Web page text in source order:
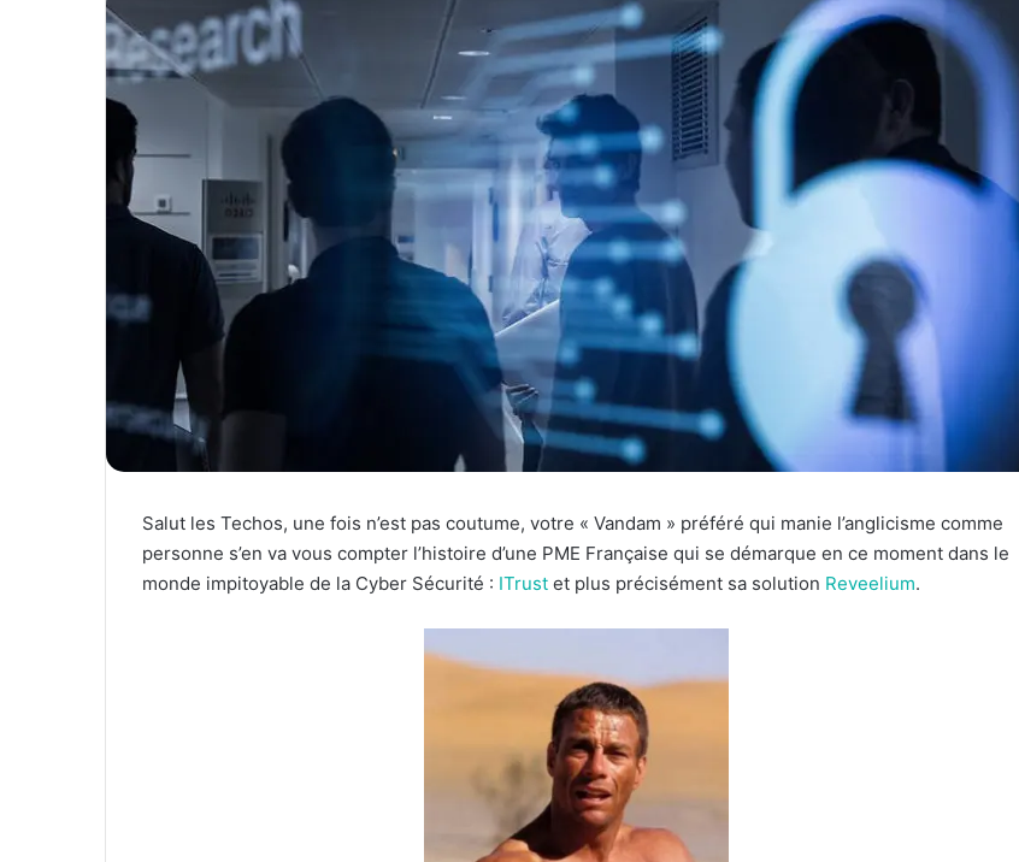
Salut les Techos, une fois n’est pas coutume, votre « Vandam » préféré qui manie l’anglicisme comme
personne s’en va vous compter l’histoire d’une PME Française qui se démarque en ce moment dans le
monde impitoyable de la Cyber Sécurité : ITrust et plus précisément sa solution Reveelium.